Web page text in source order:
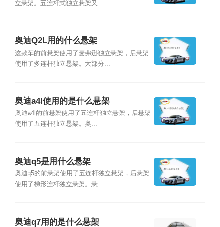
立悬架。五连杆式独立悬架又...
奥迪Q2L用的什么悬架
这款车的前悬架使用了麦弗逊独立悬架，后悬架
使用了多连杆独立悬架。大部分...
奥迪a4l使用的是什么悬架
奥迪a4l的前悬架使用了五连杆独立悬架，后悬架
使用了五连杆独立悬架。奥...
奥迪q5是用什么悬架
奥迪q5的前悬架使用了五连杆独立悬架，后悬架
使用了梯形连杆独立悬架。悬...
奥迪q7用的是什么悬架